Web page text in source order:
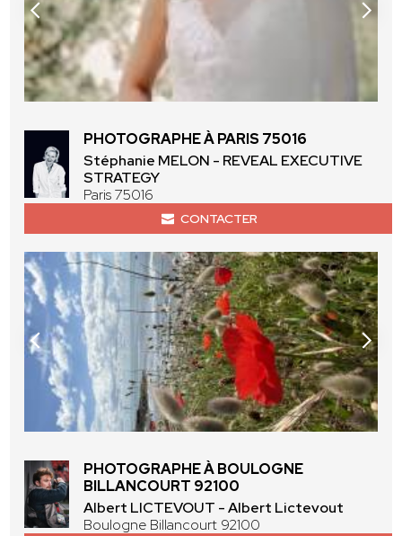
PHOTOGRAPHE À PARIS 75016
Stéphanie MELON - REVEAL EXECUTIVE
STRATEGY
Paris 75016
CONTACTER
PHOTOGRAPHE À BOULOGNE
BILLANCOURT 92100
Albert LICTEVOUT - Albert Lictevout
Boulogne Billancourt 92100